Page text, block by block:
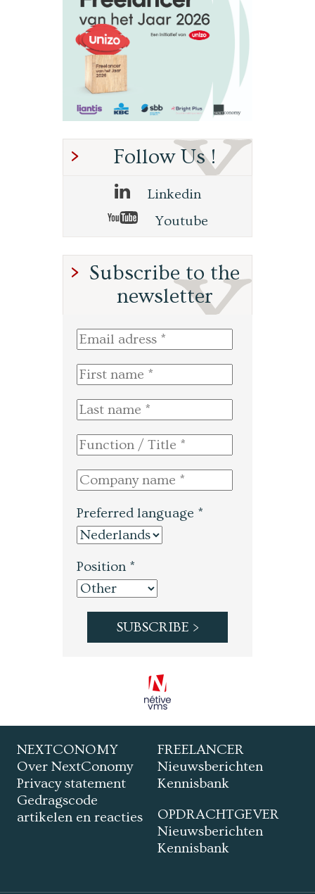
Follow Us !
Linkedin
Youtube
Subscribe to the
newsletter
Preferred language *
Position *
NEXTCONOMY
Over NextConomy
Privacy statement
Gedragscode
artikelen en reacties
FREELANCER
Nieuwsberichten
Kennisbank
OPDRACHTGEVER
Nieuwsberichten
Kennisbank